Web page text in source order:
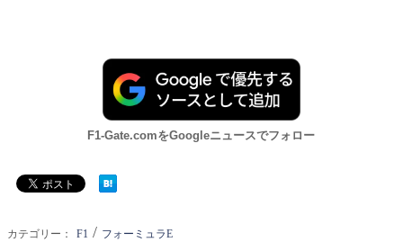
F1-Gate.comをGoogleニュースでフォロー
カテゴリー： F1 / フォーミュラE